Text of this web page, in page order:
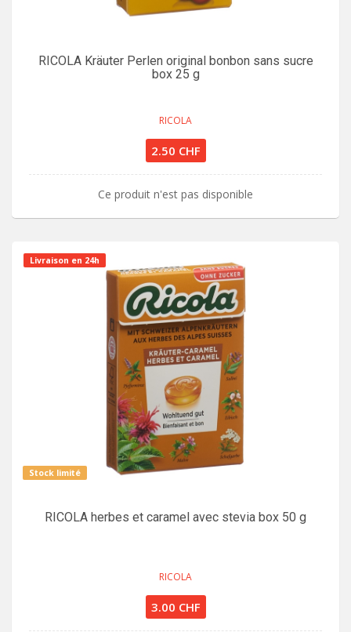
RICOLA Kräuter Perlen original bonbon sans sucre
box 25 g
RICOLA
2.50 CHF
Ce produit n'est pas disponible
Livraison en 24h
Stock limité
RICOLA herbes et caramel avec stevia box 50 g
RICOLA
3.00 CHF